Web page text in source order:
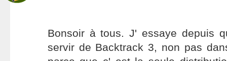
Bonsoir à tous. J' essaye depuis
servir de Backtrack 3, non pas